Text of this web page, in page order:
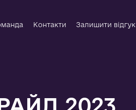
Контакти Залишити відгук
2023